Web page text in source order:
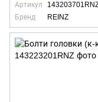
Артикул
Бренд
REINZ